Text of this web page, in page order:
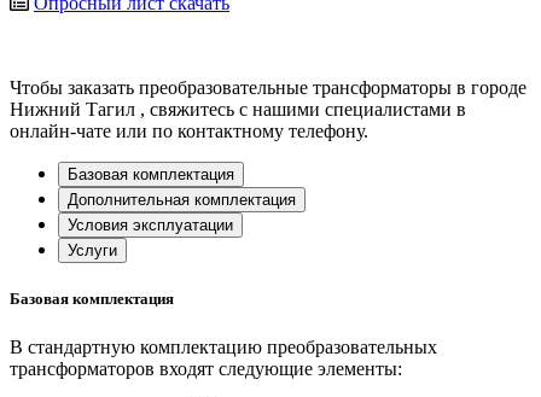
Чтобы заказать преобразовательные трансформаторы в городе
Нижний Тагил , свяжитесь с нашими специалистами в
онлайн-чате или по контактному телефону.
Базовая комплектация
Дополнительная комплектация
Условия эксплуатации
Услуги
Базовая комплектация
В стандартную комплектацию преобразовательных
трансформаторов входят следующие элементы: